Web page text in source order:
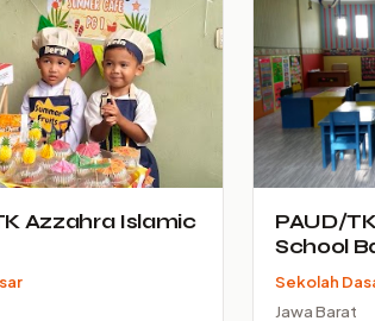
Azzahra Islamic
PAUD/
School
Sekolah
Jawa Barat